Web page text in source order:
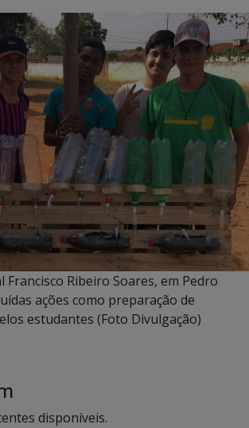
Francisco Ribeiro Soares, em Pedro
ações como preparação de
estudantes (Foto Divulgação)
disponíveis.